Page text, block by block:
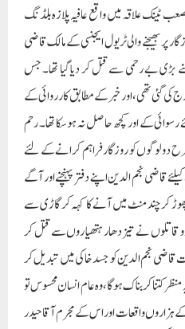
ٹینک علاقہ میں واقع عافیہ پلازہ بلڈنگ
پر بھیجنے والی ٹریول ایجنسی کے مالک قاضی
بڑی بے رحمی سے قتل کر دیا گیا تھا۔ جس
گئی تھی، اور خبر کے مطابق کارروائی کے
کے اور کچھ حاصل نہ ہو سکا تھا۔ رحم
دو لوگوں کو روزگار فراہم کرانے کے لئے
قاضی نجم الدین اپنے دفتر پہنچنے اور آگے
کر چند منٹ میں آنے کا کہہ کر گاڑی سے
قاتلوں نے تیز دھار ہتھیاروں سے قتل کر
نجم الدین کو جسد خاکی میں تبدیل کر
کتنا کربناک ہوگا، وہ عام انسان محسوس تو
ہزاروں واقعات اور اس کے مجرم آقا حیدر